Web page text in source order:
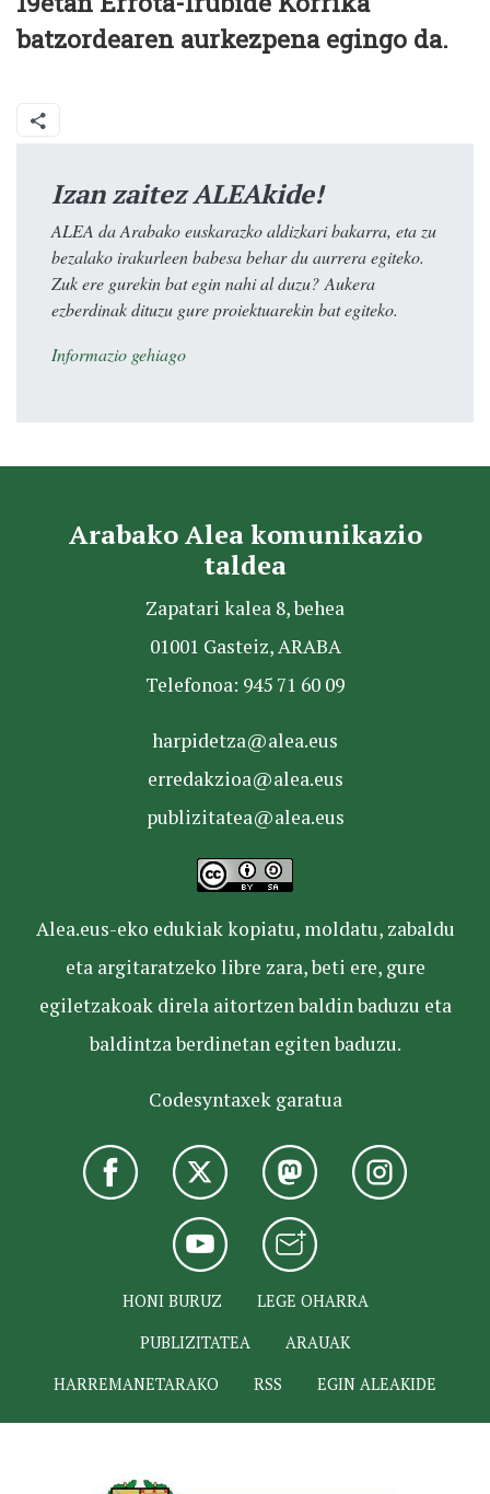
batzordearen aurkezpena egingo da.
Izan zaitez ALEAkide!
ALEA da Arabako euskarazko aldizkari bakarra, eta zu
bezalako irakurleen babesa behar du aurrera egiteko.
Zuk ere gurekin bat egin nahi al duzu? Aukera
ezberdinak dituzu gure proiektuarekin bat egiteko.
Informazio gehiago
Arabako Alea komunikazio
taldea
Zapatari kalea 8, behea
01001 Gasteiz, ARABA
Telefonoa: 945 71 60 09
harpidetza@alea.eus
erredakzioa@alea.eus
publizitatea@alea.eus
Alea.eus-eko edukiak kopiatu, moldatu, zabaldu
eta argitaratzeko libre zara, beti ere, gure
egiletzakoak direla aitortzen baldin baduzu eta
baldintza berdinetan egiten baduzu.
Codesyntaxek garatua
HONI BURUZ
LEGE OHARRA
PUBLIZITATEA
ARAUAK
HARREMANETARAKO
RSS EGIN ALEAKIDE